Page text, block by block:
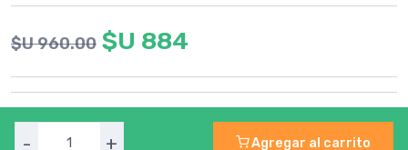
$U 960.00 $U 884
- + Agregar al carrito